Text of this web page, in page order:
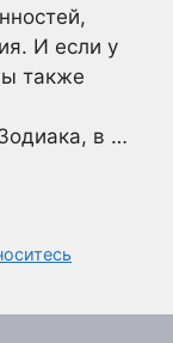
И если у
также
в …